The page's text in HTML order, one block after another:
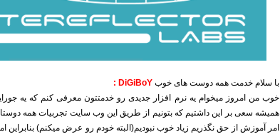
با سلام خدمت همه دوست های خوب DiGiBoY :
خوب من امروز میخوام یه نرم افزار جدیدی رو خدمتتون معرفی کنم که یه
همیشه سعی بر این داشتیم که بتونیم از طریق این وب سایت تجربیات همه دوستان
امر آموزش از حق نگذریم زیاد خوب نبودیم(البته خودم رو عرض میکنم) بنابراین